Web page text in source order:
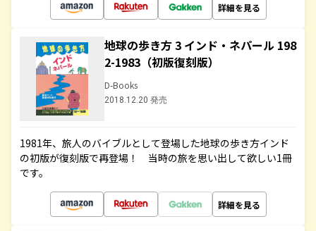
詳細を見る
地球の歩き方 3 インド・ネパール 198
2-1983（初版復刻版）
D-Books
2018.12.20 発売
1981年、旅人のバイブルとして登場した地球の歩き方インド
の初版が復刻版で再登場！ 当時の旅を思い出して欲しい1冊
です。
詳細を見る